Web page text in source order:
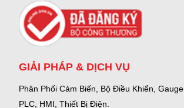
GIẢI PHÁP & DỊCH VỤ
Phân Phối Cảm Biến, Bộ Điều Khiển, Gauge,
PLC, HMI, Thiết Bị Điện.